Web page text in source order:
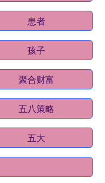
患者
孩子
聚合财富
五八策略
五大